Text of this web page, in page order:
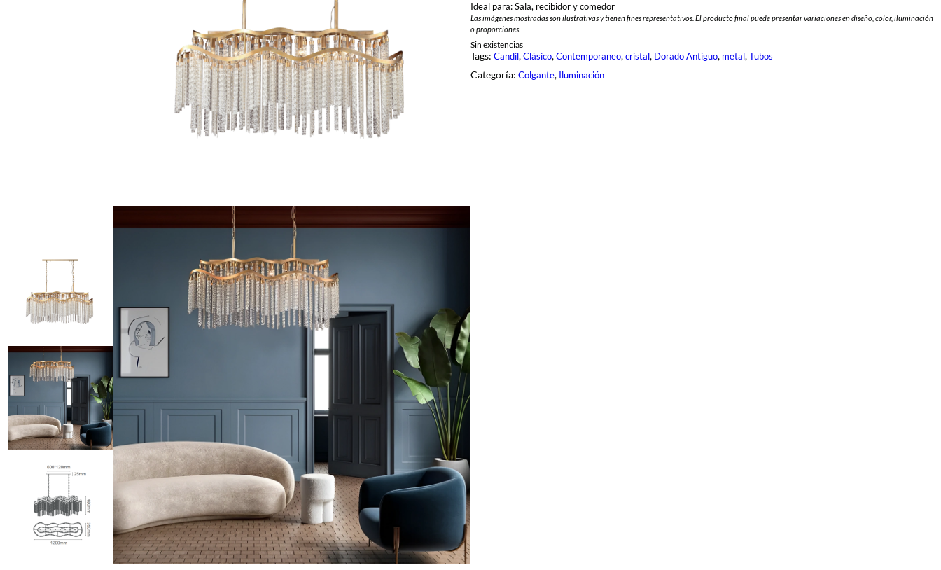
Ideal para: Sala, recibidor y comedor
Las imágenes mostradas son ilustrativas y tienen fines representativos. El producto final puede presentar variaciones en diseño, color, iluminación
o proporciones.
Sin existencias
Tags: Candil, Clásico, Contemporaneo, cristal, Dorado Antiguo, metal, Tubos
Categoría: Colgante, Iluminación